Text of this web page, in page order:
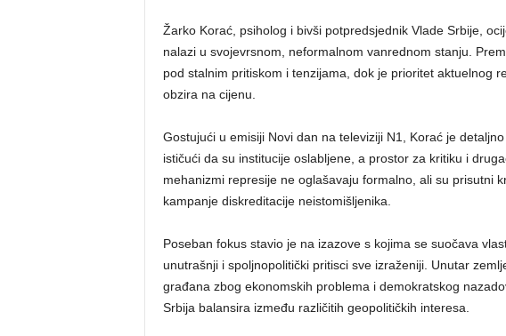
Žarko Korać, psiholog i bivši potpredsjednik Vlade Srbije,
nalazi u svojevrsnom, neformalnom vanrednom stanju.
pod stalnim pritiskom i tenzijama, dok je prioritet aktuelnog
obzira na cijenu.
Gostujući u emisiji Novi dan na televiziji N1, Korać je
ističući da su institucije oslabljene, a prostor za kritiku i
mehanizmi represije ne oglašavaju formalno, ali su prisutni
kampanje diskreditacije neistomišljenika.
Poseban fokus stavio je na izazove s kojima se suočava
unutrašnji i spoljnopolitički pritisci sve izraženiji. Unutar
građana zbog ekonomskih problema i demokratskog
Srbija balansira između različitih geopolitičkih interesa.